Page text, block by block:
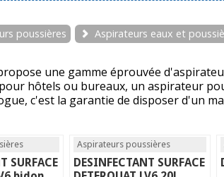
poussières Aspirateurs eaux et
une gamme éprouvée
hôtels ou bureaux, un aspirateur
c'est la garantie de disposer d'un
SURFACE
Aspirateurs poussières
DESINFECTANT SURFACE